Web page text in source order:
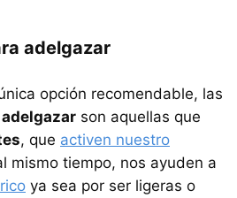
adelgazar
opción recomendable, las
son aquellas que
, que activen nuestro
mismo tiempo, nos ayuden a
ya sea por ser ligeras o